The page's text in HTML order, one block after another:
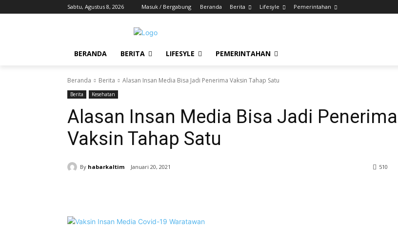
Sabtu, Agustus 8, 2026 Masuk / Bergabung Beranda Berita Lifesyle Pemerintahan
BERANDA BERITA LIFESYLE PEMERINTAHAN
Beranda Berita Alasan Insan Media Bisa Jadi Penerima Vaksin Tahap Satu
Berita Kesehatan
Alasan Insan Media Bisa Jadi Penerima
Vaksin Tahap Satu
By habarkaltim Januari 20, 2021 510